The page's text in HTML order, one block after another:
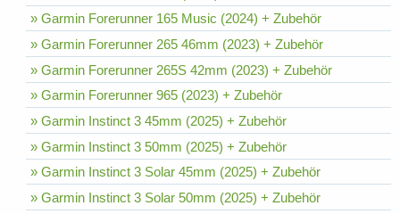
» Garmin Forerunner 165 Music (2024) + Zubehör
» Garmin Forerunner 265 46mm (2023) + Zubehör
» Garmin Forerunner 265S 42mm (2023) + Zubehör
» Garmin Forerunner 965 (2023) + Zubehör
» Garmin Instinct 3 45mm (2025) + Zubehör
» Garmin Instinct 3 50mm (2025) + Zubehör
» Garmin Instinct 3 Solar 45mm (2025) + Zubehör
» Garmin Instinct 3 Solar 50mm (2025) + Zubehör